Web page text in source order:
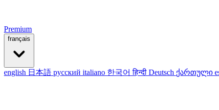
Premium
français
english 日本語 русский italiano 한국어हिन्दी Deutsch ქართული